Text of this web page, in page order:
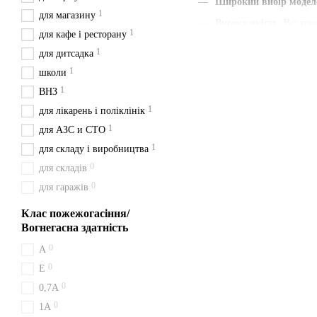
для магазину 1
для кафе і ресторану 1
для дитсадка 1
школи 1
ВНЗ 1
для лікарень і поліклінік 1
для АЗС и СТО 1
для складу і виробництва 1
для складів 0
для гаражів 0
Клас пожежогасіння/
Вогнегасна здатність
A 0
Е 0
0,7А 0
1A 0